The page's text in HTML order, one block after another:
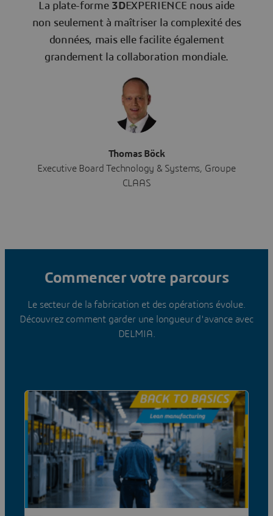
La plate-forme 3DEXPERIENCE nous aide
non seulement à maîtriser la complexité des
données, mais elle facilite également
grandement la collaboration mondiale.
Thomas Böck
Executive Board Technology & Systems, Groupe
CLAAS
Commencer votre parcours
Le secteur de la fabrication et des opérations évolue.
Découvrez comment garder une longueur d'avance avec
DELMIA.